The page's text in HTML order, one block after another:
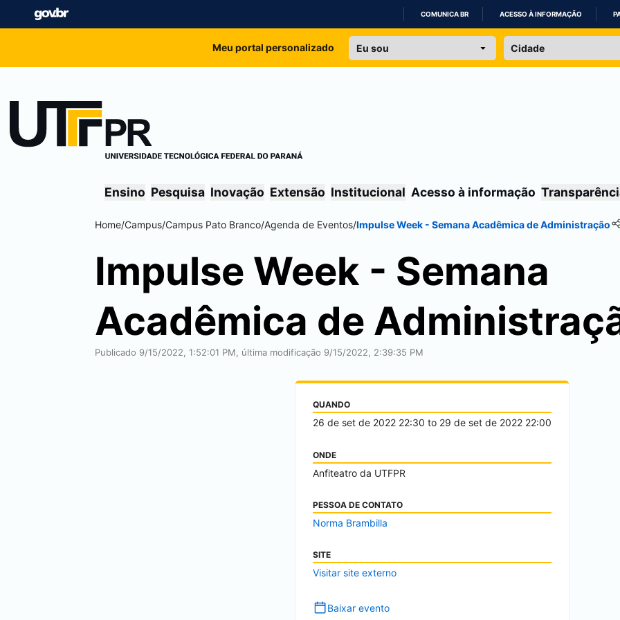
IR
COMUNICA BR ACESSO À INFORMAÇÃO
Meu portal personalizado
Ensino Pesquisa Inovação Extensão Institucional Acesso à informação
Home/Campus/Campus Pato Branco/Agenda de Eventos/Impulse Week - Semana Acadêmica de Administração
Impulse Week - Semana
Acadêmica de
Publicado 9/15/2022, 1:52:01 PM, última modificação 9/15/2022, 2:39:35 PM
QUANDO
26 de set de 2022 22:30 to 29 de set de 2022 22:00
ONDE
Anfiteatro da UTFPR
PESSOA DE CONTATO
Norma Brambilla
SITE
Visitar site externo
Baixar evento